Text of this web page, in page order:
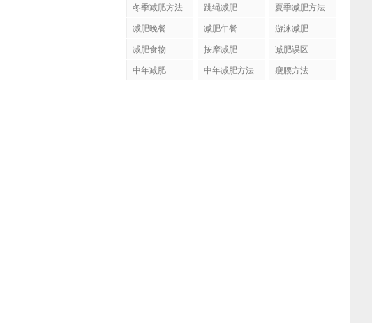
冬季减肥方法
跳绳减肥
夏季减肥方法
减肥晚餐
减肥午餐
游泳减肥
减肥食物
按摩减肥
减肥误区
中年减肥
中年减肥方法 瘦腰方法